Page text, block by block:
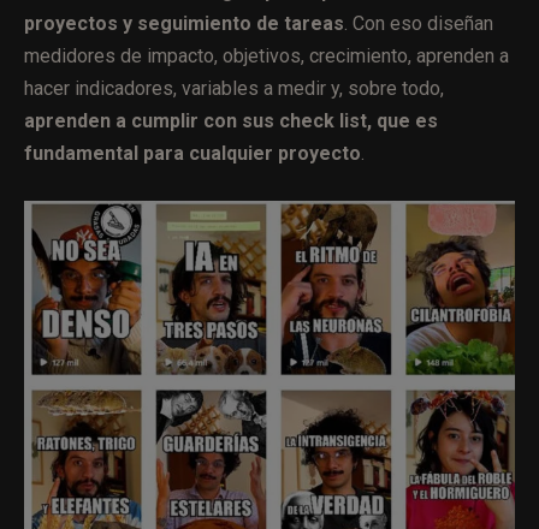
proyectos y seguimiento de tareas . Con eso diseñan
medidores de impacto, objetivos, crecimiento, aprenden a
hacer indicadores, variables a medir y, sobre todo,
aprenden a cumplir con sus check list, que es
fundamental para cualquier proyecto